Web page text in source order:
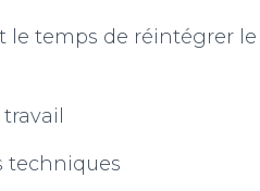
le temps de réintégrer
techniques